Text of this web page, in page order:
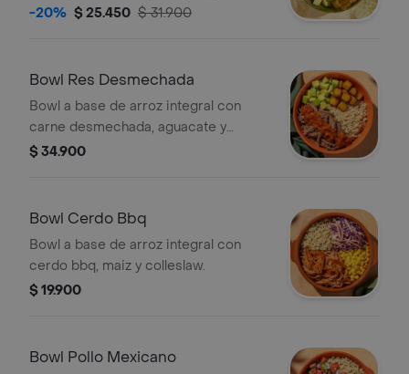
plancha, aguacate, pico de gallo y
-20% $ 25.450 $ 31.900
Bowl Res Desmechada
Bowl a base de arroz integral con
carne desmechada, aguacate y
platano maduro.
$ 34.900
Bowl Cerdo Bbq
Bowl a base de arroz integral con
cerdo bbq, maiz y colleslaw.
$ 19.900
Bowl Pollo Mexicano